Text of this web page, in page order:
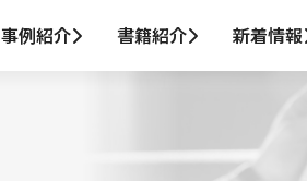
事例紹介 書籍紹介 新着情報